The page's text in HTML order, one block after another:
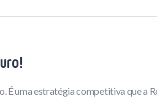
É uma estratégia competitiva que